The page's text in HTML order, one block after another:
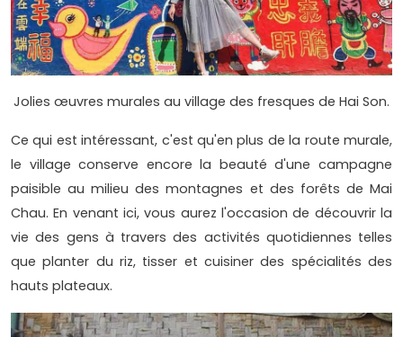
Jolies œuvres murales au village des fresques de Hai Son.
Ce qui est intéressant, c'est qu'en plus de la route murale,
le village conserve encore la beauté d'une campagne
paisible au milieu des montagnes et des forêts de Mai
Chau. En venant ici, vous aurez l'occasion de découvrir la
vie des gens à travers des activités quotidiennes telles
que planter du riz, tisser et cuisiner des spécialités des
hauts plateaux.